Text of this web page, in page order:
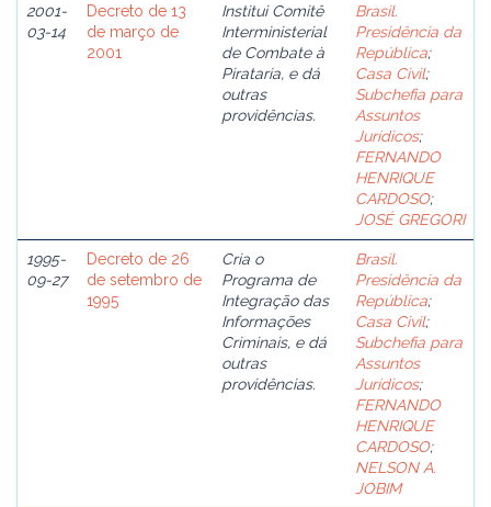
2001-
03-14
Decreto de 13
de março de
2001
Institui Comitê
Interministerial
de Combate à
Pirataria, e dá
outras
providências.
Brasil.
Presidência da
República;
Casa Civil;
Subchefia para
Assuntos
Jurídicos;
FERNANDO
HENRIQUE
CARDOSO;
JOSÉ GREGORI
1995-
09-27
Decreto de 26
de setembro de
1995
Cria o
Programa de
Integração das
Informações
Criminais, e dá
outras
providências.
Brasil.
Presidência da
República;
Casa Civil;
Subchefia para
Assuntos
Jurídicos;
FERNANDO
HENRIQUE
CARDOSO;
NELSON A.
JOBIM